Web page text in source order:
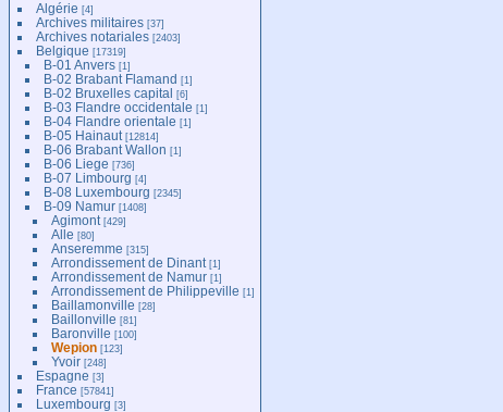
Algérie [4]
Archives militaires [37]
Archives notariales [2403]
Belgique [17319]
B-01 Anvers [1]
B-02 Brabant Flamand [1]
B-02 Bruxelles capital [6]
B-03 Flandre occidentale [1]
B-04 Flandre orientale [1]
B-05 Hainaut [12814]
B-06 Brabant Wallon [1]
B-06 Liege [736]
B-07 Limbourg [4]
B-08 Luxembourg [2345]
B-09 Namur [1408]
Agimont [429]
Alle [80]
Anseremme [315]
Arrondissement de Dinant [1]
Arrondissement de Namur [1]
Arrondissement de Philippeville [1]
Baillamonville [28]
Baillonville [81]
Baronville [100]
Wepion [123]
Yvoir [248]
Espagne [3]
France [57841]
Luxembourg [3]